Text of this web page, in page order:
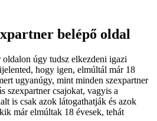
belépő oldal
oldalon úgy tudsz elkezdeni igazi
hogy igen, elmúltál már 18
ugyanúgy, mint minden szexpartner
szexpartner csajokat, vagyis a
is csak azok látogathatják és azok
már elmúltak 18 évesek, tehát